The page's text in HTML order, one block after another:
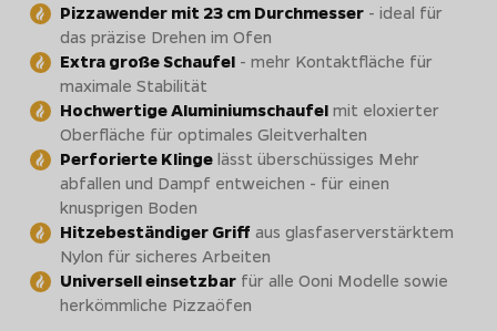
Pizzawender mit 23 cm Durchmesser - ideal für
das präzise Drehen im Ofen
Extra große Schaufel - mehr Kontaktfläche für
maximale Stabilität
Hochwertige Aluminiumschaufel mit eloxierter
Oberfläche für optimales Gleitverhalten
Perforierte Klinge lässt überschüssiges Mehr
abfallen und Dampf entweichen - für einen
knusprigen Boden
Hitzebeständiger Griff aus glasfaserverstärktem
Nylon für sicheres Arbeiten
Universell einsetzbar für alle Ooni Modelle sowie
herkömmliche Pizzaöfen